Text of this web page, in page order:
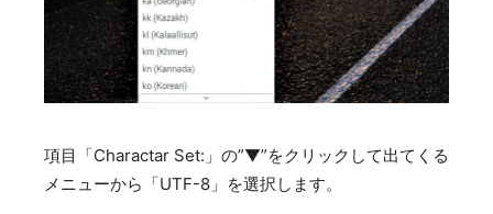
項目「Charactar Set:」の”▼”をクリックして出てくる
メニューから「UTF-8」を選択します。